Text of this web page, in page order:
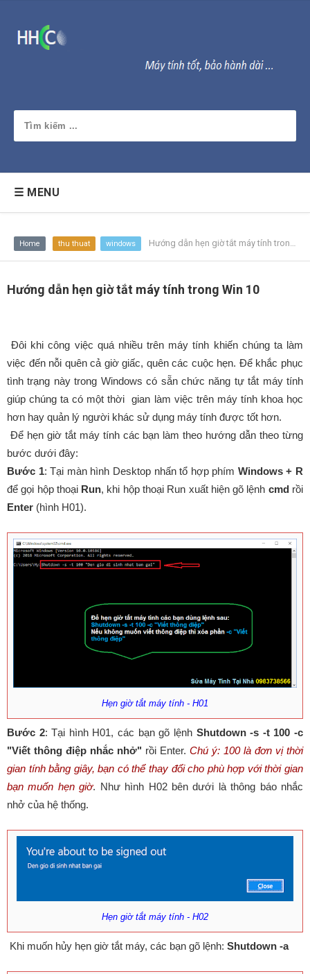
☰ MENU
Home thu thuat windows Hướng dẫn hẹn giờ tắt máy tính trong Win 10
Hướng dẫn hẹn giờ tắt máy tính trong Win 10
Đôi khi công việc quá nhiều trên máy tính khiến chúng ta làm
việc đến nỗi quên cả giờ giấc, quên các cuộc hẹn. Để khắc phục
tình trạng này trong Windows có sẵn chức năng tự tắt máy tính
giúp chúng ta có một thời gian làm việc trên máy tính khoa học
hơn hay quản lý người khác sử dụng máy tính được tốt hơn.
Để hẹn giờ tắt máy tính các bạn làm theo hướng dẫn theo từng
bước dưới đây:
Bước 1: Tại màn hình Desktop nhấn tổ hợp phím Windows + R
để gọi hộp thoại Run, khi hộp thoại Run xuất hiện gõ lệnh cmdrồi
Enter (hình H01).
Hẹn giờ tắt máy tính - H01
Bước 2: Tại hình H01, các bạn gõ lệnh Shutdown -s -t 100 -c
"Viết thông điệp nhắc nhở" rồi Enter. Chú ý: 100 là đơn vị thời
gian tính bằng giây, bạn có thể thay đổi cho phù hợp với thời gian
bạn muốn hẹn giờ. Như hình H02 bên dưới là thông báo nhắc
nhở của hệ thống.
Hẹn giờ tắt máy tính - H02
Khi muốn hủy hẹn giờ tắt máy, các bạn gõ lệnh: Shutdown -a